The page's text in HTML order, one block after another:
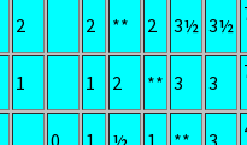
2 2 ** 2 3½ 3½
1 1 2 ** 3 3